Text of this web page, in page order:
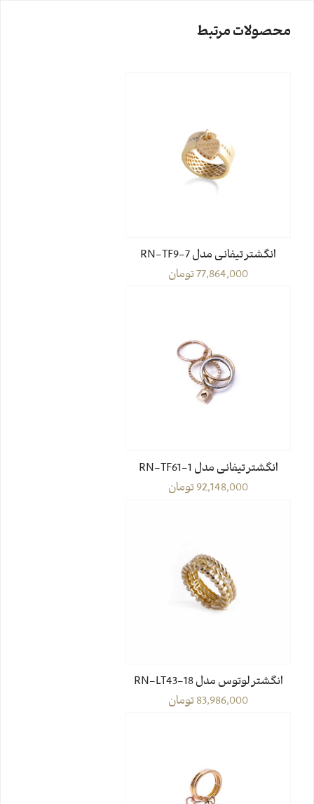
محصولات مرتبط
انگشتر تیفانی مدل RN-TF9-7
77,864,000تومان
انگشتر تیفانی مدل RN-TF61-1
92,148,000تومان
انگشتر لوتوس مدل RN-LT43-18
83,986,000تومان